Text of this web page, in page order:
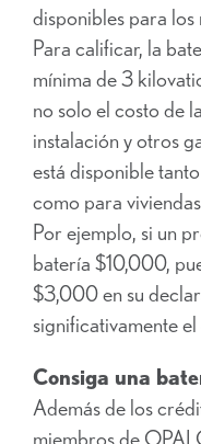
disponibles para los
Para calificar, la
mínima de 3
no solo el costo de
instalación y otros
está disponible
como para viviendas
Por ejemplo, si un
batería $10,000,
$3,000 en su
significativamente el
Consiga una
Además de los
miembros de